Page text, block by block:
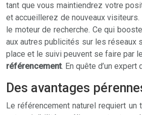
tant que vous maintiendrez votre
et accueillerez de nouveaux
le moteur de recherche. Ce qui
aux autres publicités sur les réseaux
place et le suivi peuvent se faire par
référencement. En quête d’un
Des avantages
Le référencement naturel requiert